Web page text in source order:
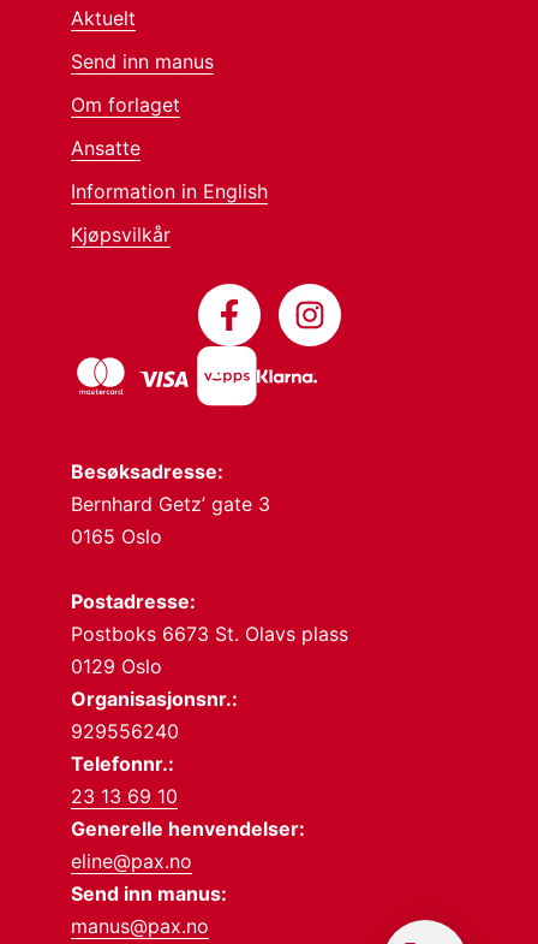
Besøksadresse:
Bernhard Getz’ gate 3
0165 Oslo
Postadresse:
Postboks 6673 St. Olavs plass
0129 Oslo
Organisasjonsnr.:
929556240
Telefonnr.:
23 13 69 10
Generelle henvendelser:
eline@pax.no
Send inn manus:
manus@pax.no
Aktuelt
Send inn manus
Om forlaget
Ansatte
Information in English
Kjøpsvilkår